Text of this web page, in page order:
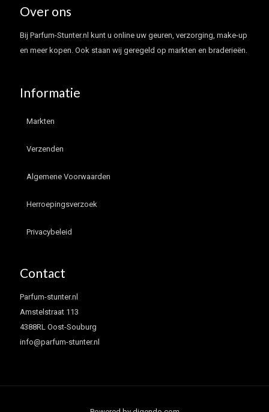
Over ons
Bij Parfum-Stunter.nl kunt u online uw geuren, verzorging, make-up
en meer kopen. Ook staan wij geregeld op markten en braderieën.
Informatie
Markten
Verzenden
Algemene Voorwaarden
Herroepingsverzoek
Privacybeleid
Contact
Parfum-stunter.nl
Amstelstraat 113
4388RL Oost-Souburg
info@parfum-stunter.nl